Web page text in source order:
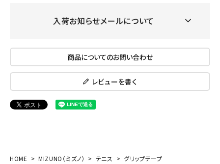
入荷お知らせメールについて
商品についてのお問い合わせ
レビューを書く
HOME MIZUNO（ミズノ） テニス
グリップテープ